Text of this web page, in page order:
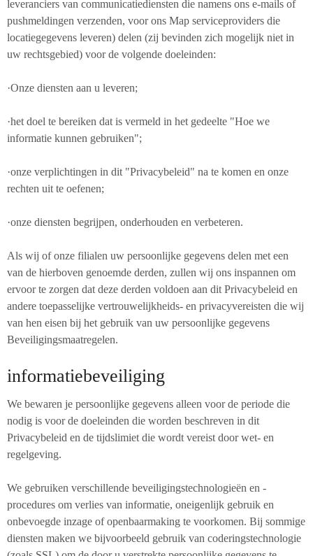
leveranciers van communicatiediensten die namens ons e-mails of
pushmeldingen verzenden, voor ons Map serviceproviders die
locatiegegevens leveren) delen (zij bevinden zich mogelijk niet in
uw rechtsgebied) voor de volgende doeleinden:
·Onze diensten aan u leveren;
·het doel te bereiken dat is vermeld in het gedeelte "Hoe we
informatie kunnen gebruiken";
·onze verplichtingen in dit "Privacybeleid" na te komen en onze
rechten uit te oefenen;
·onze diensten begrijpen, onderhouden en verbeteren.
Als wij of onze filialen uw persoonlijke gegevens delen met een
van de hierboven genoemde derden, zullen wij ons inspannen om
ervoor te zorgen dat deze derden voldoen aan dit Privacybeleid en
andere toepasselijke vertrouwelijkheids- en privacyvereisten die wij
van hen eisen bij het gebruik van uw persoonlijke gegevens
Beveiligingsmaatregelen.
informatiebeveiliging
We bewaren je persoonlijke gegevens alleen voor de periode die
nodig is voor de doeleinden die worden beschreven in dit
Privacybeleid en de tijdslimiet die wordt vereist door wet- en
regelgeving.
We gebruiken verschillende beveiligingstechnologieën en -
procedures om verlies van informatie, oneigenlijk gebruik en
onbevoegde inzage of openbaarmaking te voorkomen. Bij sommige
diensten maken we bijvoorbeeld gebruik van coderingstechnologie